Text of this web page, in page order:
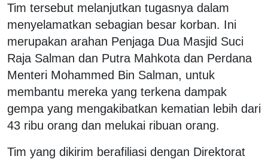
Tim tersebut melanjutkan tugasnya dalam
menyelamatkan sebagian besar korban. Ini
merupakan arahan Penjaga Dua Masjid Suci
Raja Salman dan Putra Mahkota dan Perdana
Menteri Mohammed Bin Salman, untuk
membantu mereka yang terkena dampak
gempa yang mengakibatkan kematian lebih dari
43 ribu orang dan melukai ribuan orang.
Tim yang dikirim berafiliasi dengan Direktorat